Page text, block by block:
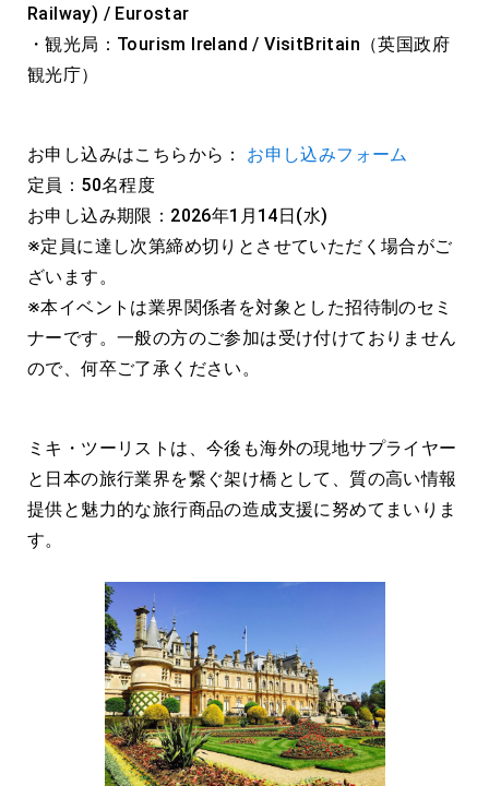
Railway) / Eurostar
・観光局：Tourism Ireland / VisitBritain（英国政府
観光庁）
お申し込みはこちらから： お申し込みフォーム
定員：50名程度
お申し込み期限：2026年1月14日(水)
※定員に達し次第締め切りとさせていただく場合がご
ざいます。
※本イベントは業界関係者を対象とした招待制のセミ
ナーです。一般の方のご参加は受け付けておりません
ので、何卒ご了承ください。
ミキ・ツーリストは、今後も海外の現地サプライヤー
と日本の旅行業界を繋ぐ架け橋として、質の高い情報
提供と魅力的な旅行商品の造成支援に努めてまいりま
す。